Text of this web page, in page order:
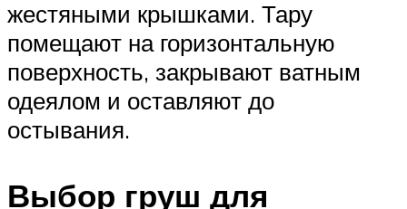
жестяными крышками. Тару
помещают на горизонтальную
поверхность, закрывают ватным
одеялом и оставляют до
остывания.
Выбор груш для